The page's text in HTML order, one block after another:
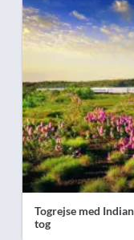
Togrejse med
tog